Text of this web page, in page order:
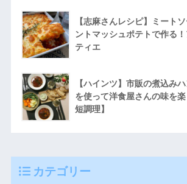
【志麻さんレシピ】ミート
ントマッシュポテトで作る
ティエ
【ハインツ】市販の煮込み
を使って洋食屋さんの味を
短調理】
カテゴリー